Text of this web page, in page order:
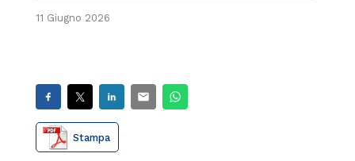
11 Giugno 2026
Stampa